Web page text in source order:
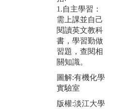
1.自主學習：
需上課並自己
閱讀英文教科
書，學習勤做
習題，查閱相
關知識。
圖解:有機化學
實驗室
版權:淡江大學